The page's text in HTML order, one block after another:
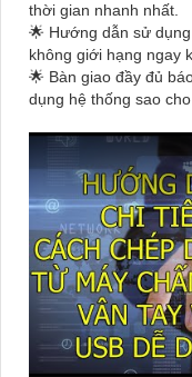
thời gian nhanh nhất.
🌟 Hướng dẫn sử
không giới hạng ngay
🌟 Bàn giao đầy đủ
dụng hệ thống sao